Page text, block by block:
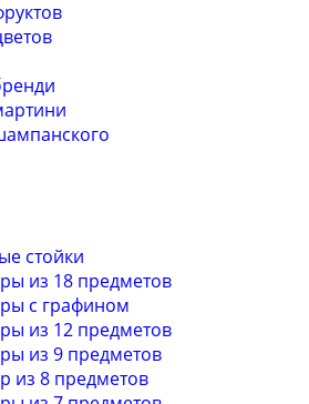
стойки
из 18 предметов
с графином
из 12 предметов
из 9 предметов
из 8 предметов